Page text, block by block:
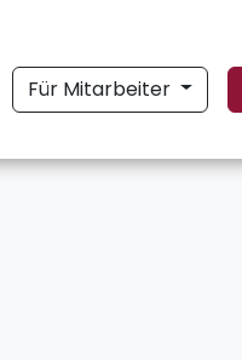
Für Mitarbeiter